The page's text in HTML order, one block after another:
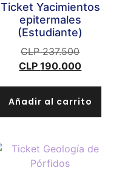
Ticket Yacimientos
epitermales
(Estudiante)
CLP237.500
CLP190.000
Añadir al carrito